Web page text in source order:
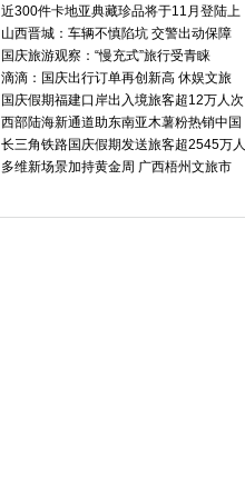
近300件卡地亚典藏珍品将于11月登陆上
山西晋城：车辆不慎陷坑 交警出动保障
国庆旅游观察：“慢充式”旅行受青睐
滴滴：国庆出行订单再创新高 休娱文旅
国庆假期福建口岸出入境旅客超12万人次
西部陆海新通道助东南亚木薯粉热销中国
长三角铁路国庆假期发送旅客超2545万人
多维新场景加持黄金周 广西梧州文旅市